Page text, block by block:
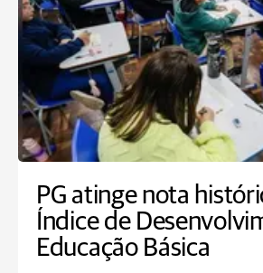
PG atinge nota
Índice de
Educação Básica